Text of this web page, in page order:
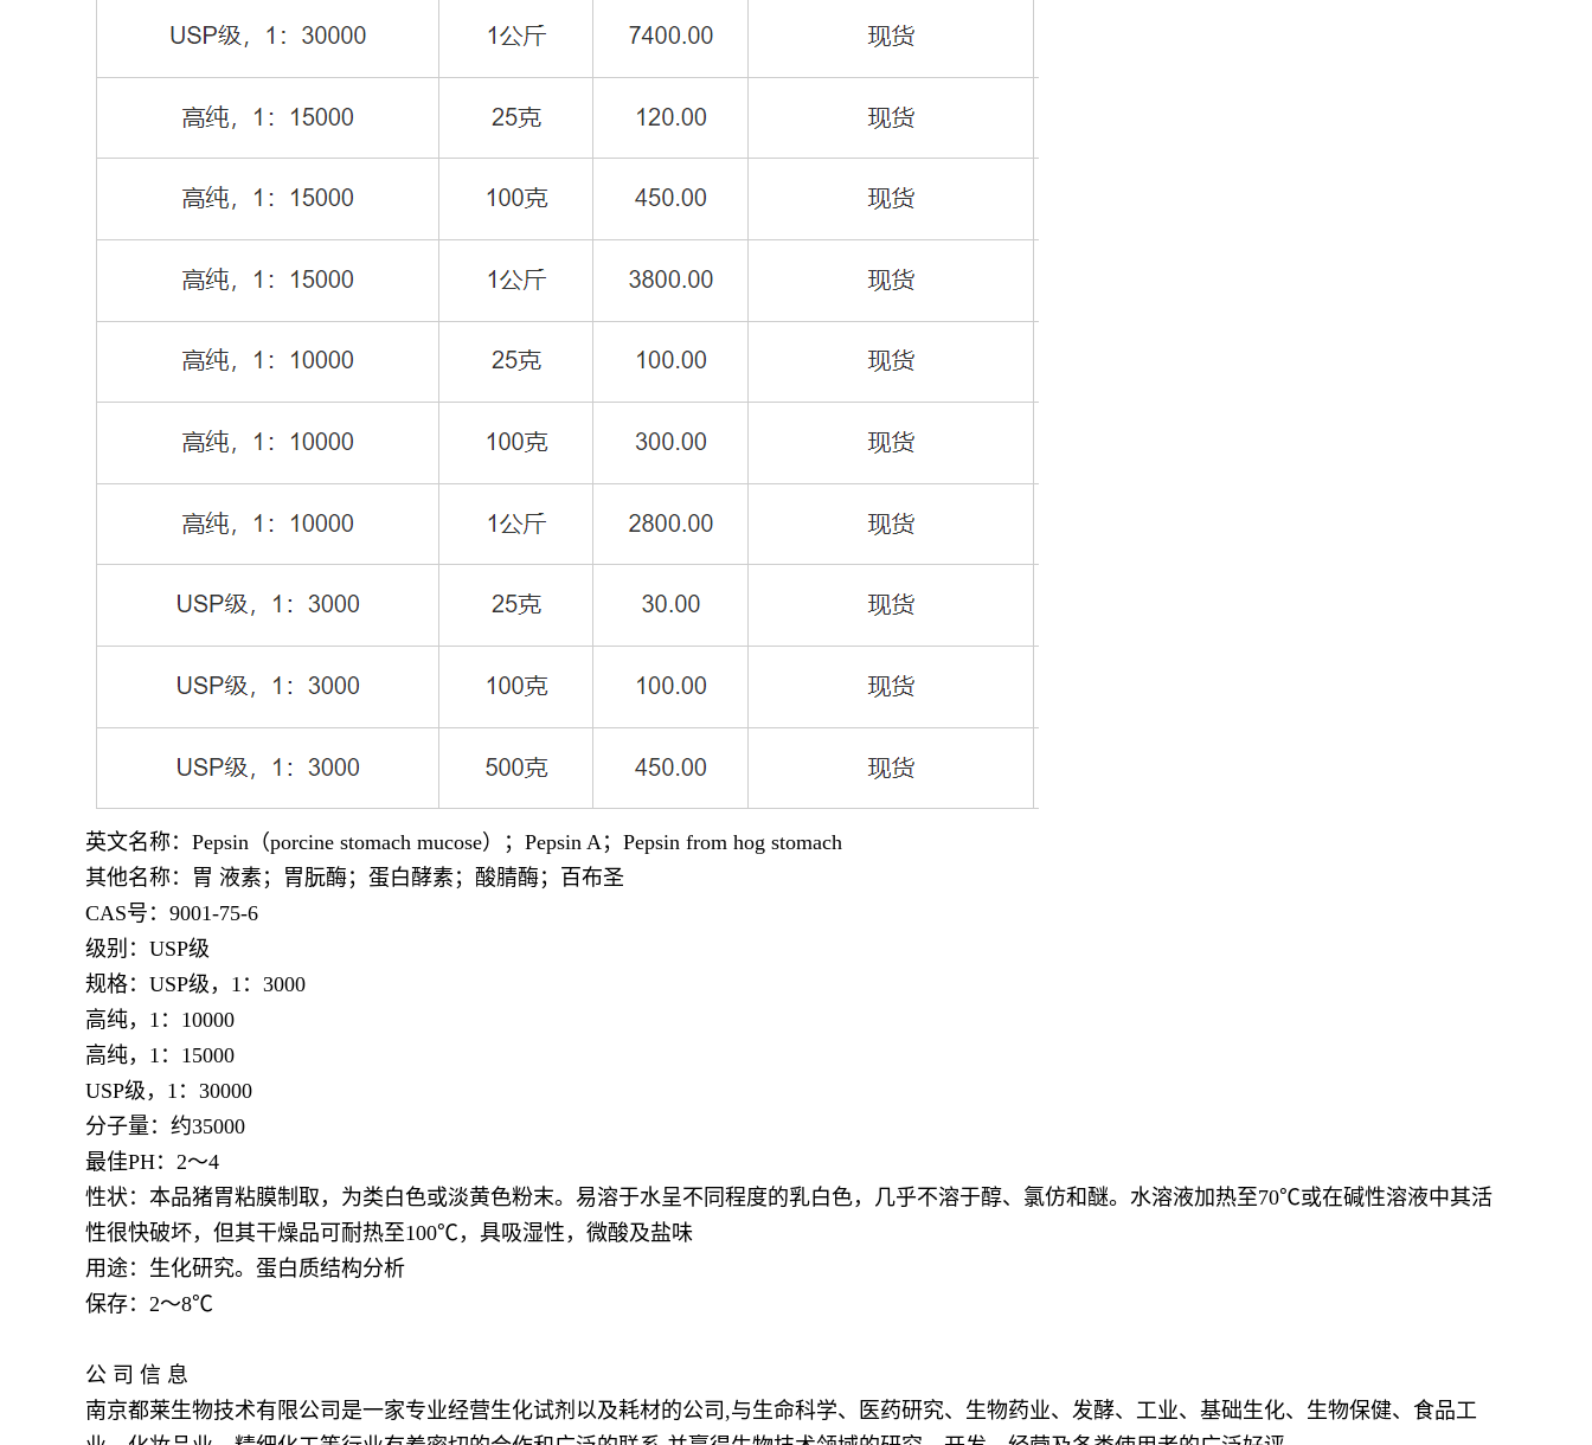
英文名称：Pepsin（porcine stomach mucose）；Pepsin A；Pepsin from hog stomach
其他名称： 胃 液素 ；胃朊酶；蛋白酵素；酸腈酶；百布圣
CAS号：9001-75-6
级别：USP级
规格：USP级，1：3000
高纯，1：10000
高纯，1：15000
USP级，1：30000
分子量：约35000
最佳PH：2～4
性状：本品猪胃粘膜制取，为类白色或淡黄色粉末。易溶于水呈不同程度的乳白色，几乎不溶于醇、氯仿和醚。水溶液加热至70℃或在碱性溶液中其活
性很快破坏，但其干燥品可耐热至100℃，具吸湿性，微酸及盐味
用途：生化研究。蛋白质结构分析
保存：2～8℃
公 司 信 息
南京都莱生物技术有限公司是一家专业经营生化试剂以及耗材的公司,与生命科学、医药研究、生物药业、发酵、工业、基础生化、生物保健、食品工